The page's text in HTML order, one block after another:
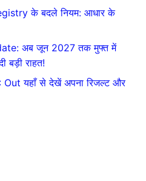
के बदले नियम: आधार के
अब जून 2027 तक मुफ्त में
बड़ी राहत!
यहाँ से देखें अपना रिजल्ट और